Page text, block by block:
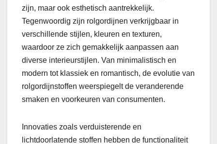
zijn, maar ook esthetisch aantrekkelijk.
Tegenwoordig zijn rolgordijnen verkrijgbaar in
verschillende stijlen, kleuren en texturen,
waardoor ze zich gemakkelijk aanpassen aan
diverse interieurstijlen. Van minimalistisch en
modern tot klassiek en romantisch, de evolutie van
rolgordijnstoffen weerspiegelt de veranderende
smaken en voorkeuren van consumenten.
Innovaties zoals verduisterende en
lichtdoorlatende stoffen hebben de functionaliteit